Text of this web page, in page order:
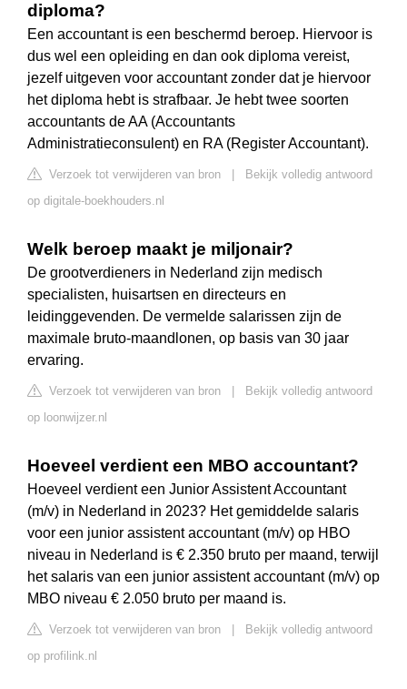
diploma?
Een accountant is een beschermd beroep. Hiervoor is
dus wel een opleiding en dan ook diploma vereist,
jezelf uitgeven voor accountant zonder dat je hiervoor
het diploma hebt is strafbaar. Je hebt twee soorten
accountants de AA (Accountants
Administratieconsulent) en RA (Register Accountant).
Verzoek tot verwijderen van bron
Bekijk volledig antwoord
op digitale-boekhouders.nl
Welk beroep maakt je miljonair?
De grootverdieners in Nederland zijn medisch
specialisten, huisartsen en directeurs en
leidinggevenden. De vermelde salarissen zijn de
maximale bruto-maandlonen, op basis van 30 jaar
ervaring.
Verzoek tot verwijderen van bron
Bekijk volledig antwoord
op loonwijzer.nl
Hoeveel verdient een MBO accountant?
Hoeveel verdient een Junior Assistent Accountant
(m/v) in Nederland in 2023? Het gemiddelde salaris
voor een junior assistent accountant (m/v) op HBO
niveau in Nederland is € 2.350 bruto per maand, terwijl
het salaris van een junior assistent accountant (m/v) op
MBO niveau € 2.050 bruto per maand is.
Verzoek tot verwijderen van bron
Bekijk volledig antwoord
op profilink.nl